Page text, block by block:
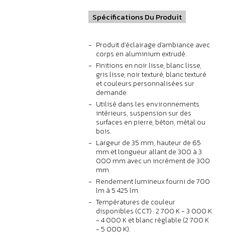
Spécifications Du Produit
Produit d'éclairage d'ambiance avec
corps en aluminium extrudé.
Finitions en noir lisse, blanc lisse,
gris lisse, noir texturé, blanc texturé
et couleurs personnalisées sur
demande.
Utilisé dans les environnements
intérieurs, suspension sur des
surfaces en pierre, béton, métal ou
bois.
Largeur de 35 mm, hauteur de 65
mm et longueur allant de 300 à 3
000 mm avec un incrément de 300
mm.
Rendement lumineux fourni de 700
lm à 5 425 lm.
Températures de couleur
disponibles (CCT) : 2 700 K - 3 000 K
- 4 000 K et blanc réglable (2 700 K
- 5 000 K).